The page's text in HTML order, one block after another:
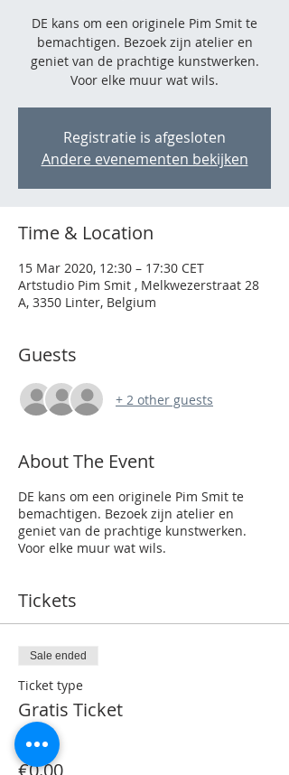
DE kans om een originele Pim Smit te
bemachtigen. Bezoek zijn atelier en
geniet van de prachtige kunstwerken.
Voor elke muur wat wils.
Registratie is afgesloten
Andere evenementen bekijken
Time & Location
15 Mar 2020, 12:30 – 17:30 CET
Artstudio Pim Smit , Melkwezerstraat 28
A, 3350 Linter, Belgium
Guests
+ 2 other guests
About The Event
DE kans om een originele Pim Smit te
bemachtigen. Bezoek zijn atelier en
geniet van de prachtige kunstwerken.
Voor elke muur wat wils.
Tickets
Sale ended
Ticket type
Gratis Ticket
Price
€0.00